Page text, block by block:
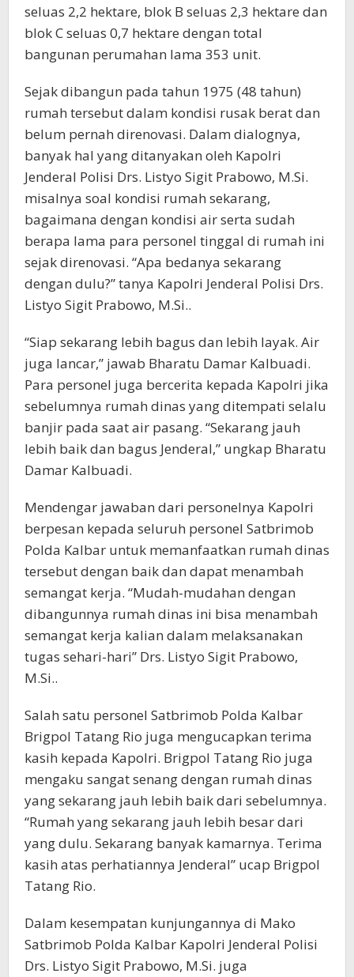
seluas 2,2 hektare, blok B seluas 2,3 hektare dan
blok C seluas 0,7 hektare dengan total
bangunan perumahan lama 353 unit.
Sejak dibangun pada tahun 1975 (48 tahun)
rumah tersebut dalam kondisi rusak berat dan
belum pernah direnovasi. Dalam dialognya,
banyak hal yang ditanyakan oleh Kapolri
Jenderal Polisi Drs. Listyo Sigit Prabowo, M.Si.
misalnya soal kondisi rumah sekarang,
bagaimana dengan kondisi air serta sudah
berapa lama para personel tinggal di rumah ini
sejak direnovasi. “Apa bedanya sekarang
dengan dulu?” tanya Kapolri Jenderal Polisi Drs.
Listyo Sigit Prabowo, M.Si..
“Siap sekarang lebih bagus dan lebih layak. Air
juga lancar,” jawab Bharatu Damar Kalbuadi.
Para personel juga bercerita kepada Kapolri jika
sebelumnya rumah dinas yang ditempati selalu
banjir pada saat air pasang. “Sekarang jauh
lebih baik dan bagus Jenderal,” ungkap Bharatu
Damar Kalbuadi.
Mendengar jawaban dari personelnya Kapolri
berpesan kepada seluruh personel Satbrimob
Polda Kalbar untuk memanfaatkan rumah dinas
tersebut dengan baik dan dapat menambah
semangat kerja. “Mudah-mudahan dengan
dibangunnya rumah dinas ini bisa menambah
semangat kerja kalian dalam melaksanakan
tugas sehari-hari” Drs. Listyo Sigit Prabowo,
M.Si..
Salah satu personel Satbrimob Polda Kalbar
Brigpol Tatang Rio juga mengucapkan terima
kasih kepada Kapolri. Brigpol Tatang Rio juga
mengaku sangat senang dengan rumah dinas
yang sekarang jauh lebih baik dari sebelumnya.
“Rumah yang sekarang jauh lebih besar dari
yang dulu. Sekarang banyak kamarnya. Terima
kasih atas perhatiannya Jenderal” ucap Brigpol
Tatang Rio.
Dalam kesempatan kunjungannya di Mako
Satbrimob Polda Kalbar Kapolri Jenderal Polisi
Drs. Listyo Sigit Prabowo, M.Si. juga